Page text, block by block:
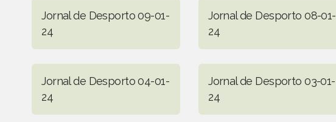
Jornal de Desporto 09-01-
24
Jornal de Desporto 08-01-
24
Jornal de Desporto 04-01-
24
Jornal de Desporto 03-01-
24